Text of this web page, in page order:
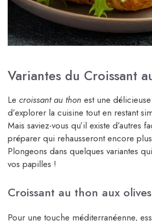
Variantes du Croissant
Le croissant au thon est une
d’explorer la cuisine tout en restant
Mais saviez-vous qu’il existe d’autres
préparer qui rehausseront encore
Plongeons dans quelques variantes
vos papilles !
Croissant au thon aux olives
Pour une touche méditerranéenne,